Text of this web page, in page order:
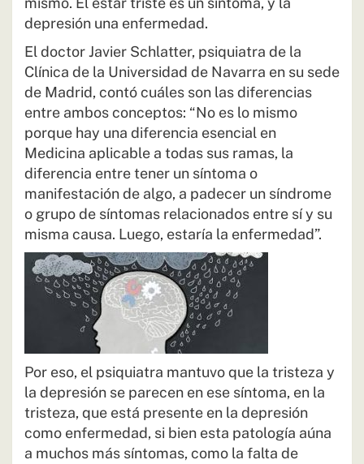
depresión una enfermedad.
El doctor Javier Schlatter, psiquiatra de la
Clínica de la Universidad de Navarra en su sede
de Madrid, contó cuáles son las diferencias
entre ambos conceptos: “No es lo mismo
porque hay una diferencia esencial en
Medicina aplicable a todas sus ramas, la
diferencia entre tener un síntoma o
manifestación de algo, a padecer un síndrome
o grupo de síntomas relacionados entre sí y su
misma causa. Luego, estaría la enfermedad”.
Por eso, el psiquiatra mantuvo que la tristeza y
la depresión se parecen en ese síntoma, en la
tristeza, que está presente en la depresión
como enfermedad, si bien esta patología aúna
a muchos más síntomas, como la falta de